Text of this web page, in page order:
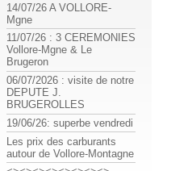
14/07/26 A VOLLORE-
Mgne
11/07/26 : 3 CEREMONIES
Vollore-Mgne & Le
Brugeron
06/07/2026 : visite de notre
DEPUTE J.
BRUGEROLLES
19/06/26: superbe vendredi
Les prix des carburants
autour de Vollore-Montagne